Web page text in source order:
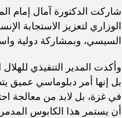
شاركت الدكتورة آمال إمام
الوزاري لتعزيز الاستجابة
السيسي، وبمشاركة دولية
وأكدت المدير التنفيذي
بل إنها أمر دبلوماسي عميق
في غزة، بل لابد من معالجة